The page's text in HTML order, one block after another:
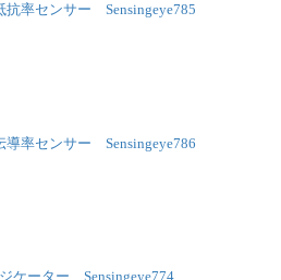
抗率センサー Sensingeye785
導率センサー Sensingeye786